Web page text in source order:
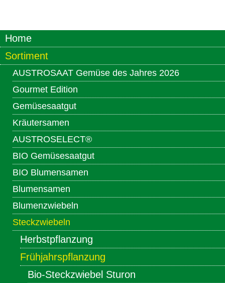
Home
Sortiment
AUSTROSAAT Gemüse des Jahres 2026
Gourmet Edition
Gemüsesaatgut
Kräutersamen
AUSTROSELECT®
BIO Gemüsesaatgut
BIO Blumensamen
Blumensamen
Blumenzwiebeln
Steckzwiebeln
Herbstpflanzung
Frühjahrspflanzung
Bio-Steckzwiebel Sturon